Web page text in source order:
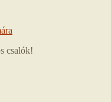
csalók!